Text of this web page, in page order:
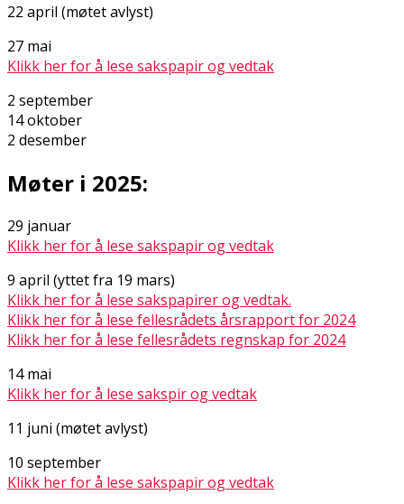
22 april (møtet avlyst)
27 mai
Klikk her for å lese sakspapir og vedtak
2 september
14 oktober
2 desember
Møter i 2025:
29 januar
Klikk her for å lese sakspapir og vedtak
9 april (flyttet fra 19 mars)
Klikk her for å lese sakspapirer og vedtak.
Klikk her for å lese fellesrådets årsrapport for 2024
Klikk her for å lese fellesrådets regnskap for 2024
14 mai
Klikk her for å lese sakspir og vedtak
11 juni (møtet avlyst)
10 september
Klikk her for å lese sakspapir og vedtak